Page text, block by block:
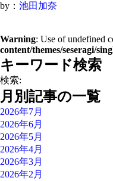
by： 池田加奈
Warning: Use of undefined
content/themes/seseragi/
キーワード検索
検索:
月別記事の一覧
2026年7月
2026年6月
2026年5月
2026年4月
2026年3月
2026年2月